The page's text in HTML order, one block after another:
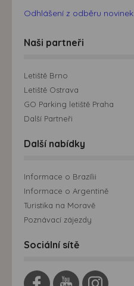
Odhlášení z odběru novinek
Naši partneři
Letiště Brno
Letiště Ostrava
GO Parking letiště Praha
Další Partneři
Další nabídky
Informace o Brazílii
Informace o Argentině
Turistika na Moravě
Poznávací zájezdy
Sociální sítě